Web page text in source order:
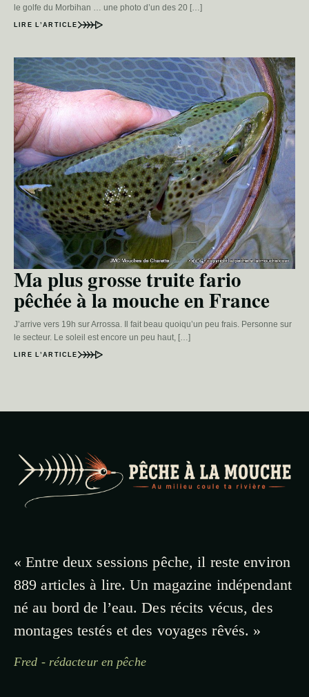
le golfe du Morbihan … une photo d’un des 20 […]
LIRE L’ARTICLE
Ma plus grosse truite fario
pêchée à la mouche en France
J’arrive vers 19h sur Arrossa. Il fait beau quoiqu’un peu frais. Personne sur
le secteur. Le soleil est encore un peu haut, […]
LIRE L’ARTICLE
« Entre deux sessions pêche, il reste environ
889 articles à lire. Un magazine indépendant
né au bord de l’eau. Des récits vécus, des
montages testés et des voyages rêvés. »
Fred - rédacteur en pêche